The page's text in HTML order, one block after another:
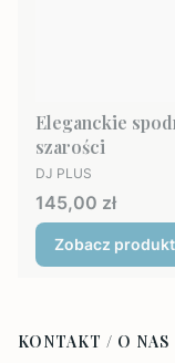
Eleganckie
szarości
PRODUCENT
DJ PLUS
Cena
145,00 zł
Zobacz produkt
Linki w stopce
KONTAKT / O NAS